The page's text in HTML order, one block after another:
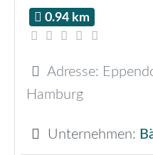
0.94 km
Adresse:
Hamburg
Unternehmen: